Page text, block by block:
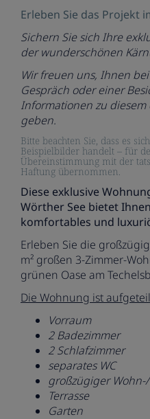
Erleben Sie das Projekt
Sichern Sie sich Ihre
der wunderschönen
Wir freuen uns, Ihnen
Gespräch oder einer
Informationen zu
geben.
Bitte beachten Sie, dass es
Beispielbilder handelt – für
Übereinstimmung mit der
Haftung übernommen.
Diese exklusive
Wörther See bietet
komfortables und
Erleben Sie die
m² großen 3-Zimmer-
grünen Oase am
Die Wohnung ist
Vorraum
2 Badezimmer
2 Schlafzimmer
separates WC
großzügiger
Terrasse
Garten